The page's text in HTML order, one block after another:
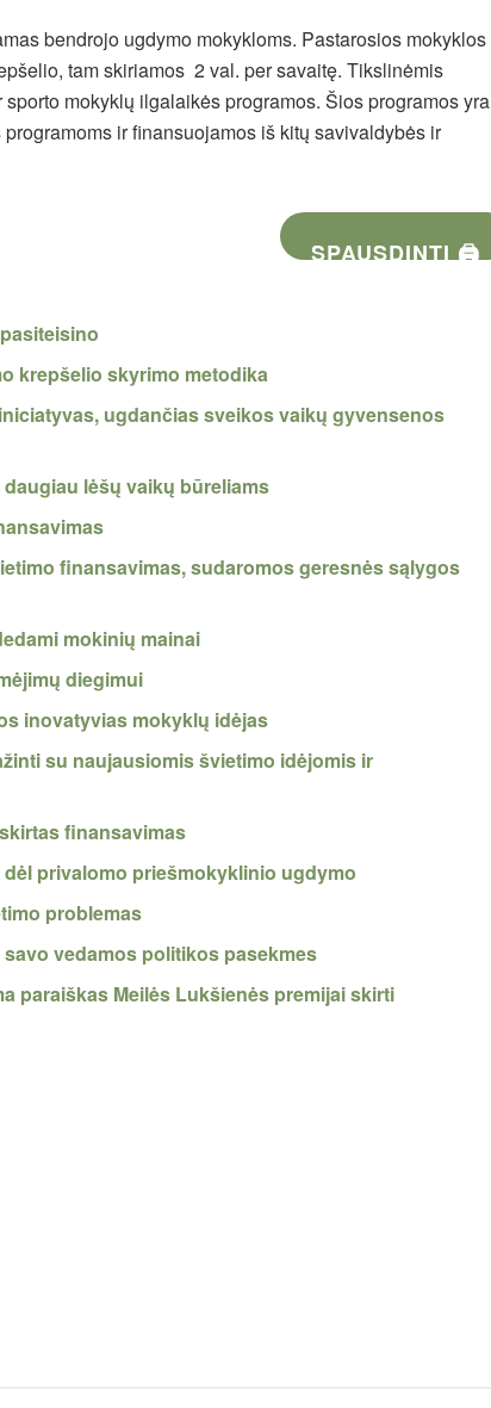
bendrojo ugdymo mokykloms. Pastarosios mokyklos
tam skiriamos 2 val. per savaitę. Tikslinėmis
mokyklų ilgalaikės programos. Šios programos yra
ir finansuojamos iš kitų savivaldybės ir
SPAUSDINTI 🖨
krepšelio skyrimo metodika
ugdančias sveikos vaikų gyvensenos
lėšų vaikų būreliams
finansavimas, sudaromos geresnės sąlygos
mokinių mainai
diegimui
inovatyvias mokyklų idėjas
su naujausiomis švietimo idėjomis ir
finansavimas
privalomo priešmokyklinio ugdymo
problemas
vedamos politikos pasekmes
paraiškas Meilės Lukšienės premijai skirti